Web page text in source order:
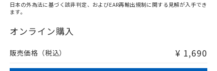
在庫等で未対応品が混在する可能性があります。
問い合わせください。
日本の外為法に基づく該非判定、およびEAR再輸出規制に関する見解が入手でき
ます。
オンライン購入
販売価格（税込） ¥ 1,690